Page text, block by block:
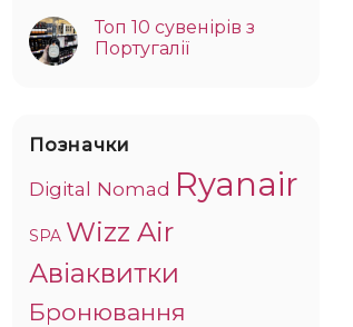
у прифронтові міста, швидко
розуміють: тактичне екіпірування
Топ 10 сувенірів з
Португалії
Позначки
Digital Nomad Ryanair
SPA Wizz Air
Авіаквитки
Бронювання